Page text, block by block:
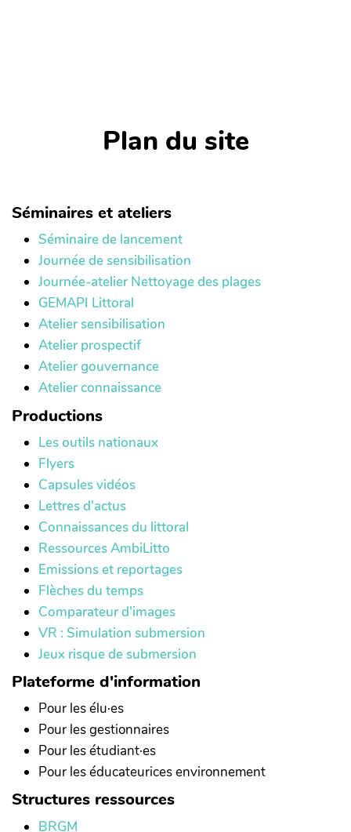
Plan du site
Séminaires et ateliers
Séminaire de lancement
Journée de sensibilisation
Journée-atelier Nettoyage des plages
GEMAPI Littoral
Atelier sensibilisation
Atelier prospectif
Atelier gouvernance
Atelier connaissance
Productions
Les outils nationaux
Flyers
Capsules vidéos
Lettres d'actus
Connaissances du littoral
Ressources AmbiLitto
Emissions et reportages
Flèches du temps
Comparateur d'images
VR : Simulation submersion
Jeux risque de submersion
Plateforme d'information
Pour les élu·es
Pour les gestionnaires
Pour les étudiant·es
Pour les éducateurices environnement
Structures ressources
BRGM